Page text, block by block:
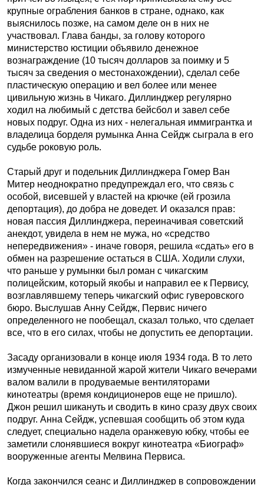
крупные ограбления банков в стране, однако, как
выяснилось позже, на самом деле он в них не
участвовал. Глава банды, за голову которого
министерство юстиции объявило денежное
вознаграждение (10 тысяч долларов за поимку и 5
тысяч за сведения о местонахождении), сделал себе
пластическую операцию и вел более или менее
цивильную жизнь в Чикаго. Диллинджер регулярно
ходил на любимый с детства бейсбол и завел себе
новых подруг. Одна из них - нелегальная иммигрантка и
владелица борделя румынка Анна Сейдж сыграла в его
судьбе роковую роль.
Старый друг и подельник Диллинджера Гомер Ван
Митер неоднократно предупреждал его, что связь с
особой, висевшей у властей на крючке (ей грозила
депортация), до добра не доведет. И оказался прав:
новая пассия Диллинджера, переиначивая советский
анекдот, увидела в нем не мужа, но «средство
непередвижения» - иначе говоря, решила «сдать» его в
обмен на разрешение остаться в США. Ходили слухи,
что раньше у румынки был роман с чикагским
полицейским, который якобы и направил ее к Первису,
возглавлявшему теперь чикагский офис гуверовского
бюро. Выслушав Анну Сейдж, Первис ничего
определенного не пообещал, сказал только, что сделает
все, что в его силах, чтобы не допустить ее депортации.
Засаду организовали в конце июля 1934 года. В то лето
измученные невиданной жарой жители Чикаго вечерами
валом валили в продуваемые вентиляторами
кинотеатры (время кондиционеров еще не пришло).
Джон решил шикануть и сводить в кино сразу двух своих
подруг. Анна Сейдж, успевшая сообщить об этом куда
следует, специально надела оранжевую юбку, чтобы ее
заметили слонявшиеся вокруг кинотеатра «Биограф»
вооруженные агенты Мелвина Первиса.
Когда закончился сеанс и Диллинджер в сопровождении